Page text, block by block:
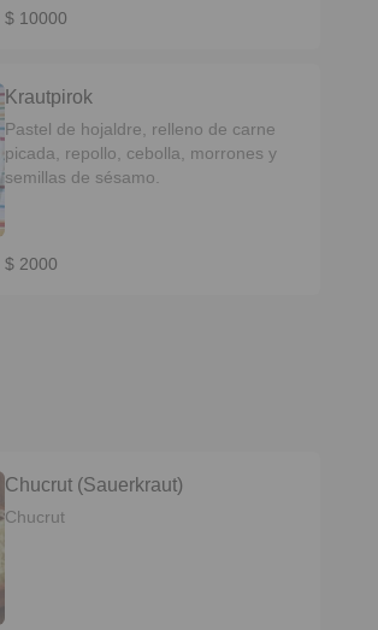
$ 10000
Krautpirok
Pastel de hojaldre, relleno de carne
picada, repollo, cebolla, morrones y
semillas de sésamo.
$ 2000
Chucrut (Sauerkraut)
Chucrut